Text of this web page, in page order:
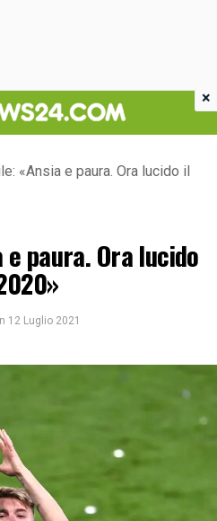
«Ansia e paura. Ora lucido il
paura. Ora lucido
12 Luglio 2021
×